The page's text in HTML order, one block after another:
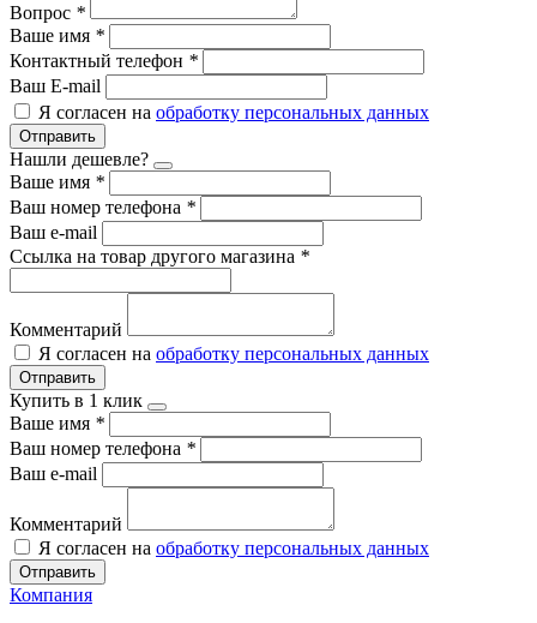
Вопрос *
Ваше имя *
Контактный телефон *
Ваш E-mail
Я согласен на обработку персональных данных
Отправить
Нашли дешевле?
Ваше имя *
Ваш номер телефона *
Ваш e-mail
Ссылка на товар другого магазина *
Комментарий
Я согласен на обработку персональных данных
Отправить
Купить в 1 клик
Ваше имя *
Ваш номер телефона *
Ваш e-mail
Комментарий
Я согласен на обработку персональных данных
Отправить
Компания